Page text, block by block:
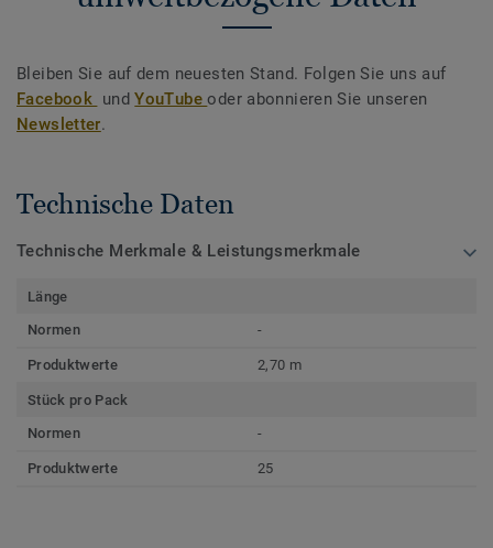
Bleiben Sie auf dem neuesten Stand. Folgen Sie uns auf
Facebook undYouTubeoder abonnieren Sie unseren
Newsletter.
Technische Daten
Technische Merkmale & Leistungsmerkmale
Länge
Normen
-
Produktwerte 2,70 m
Stück pro Pack
Normen
-
Produktwerte 25